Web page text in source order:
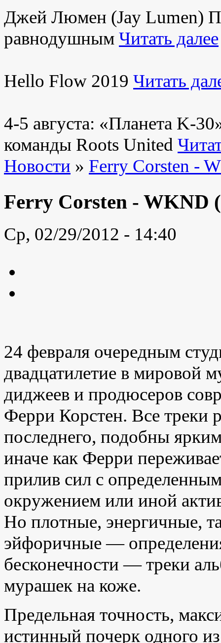
Джей Люмен (Jay Lumen)
равнодушным Читать далее
Hello Flow 2019 Читать
4-5 августа: «Планета K-
команды Roots United
Новости » Ferry Corsten -
Ferry Corsten - WKND
Ср, 02/29/2012 - 14:40
24 февраля очередным
двадцатилетие в мировой
диджеев и продюсеров
Ферри Корстен. Все треки
последнего, подобны
иначе как Ферри
прилив сил с
окружением или иной
Но плотные, энергичные,
эйфоричные —
бесконечности — треки
мурашек на коже.
Предельная точность,
истинный почерк одного